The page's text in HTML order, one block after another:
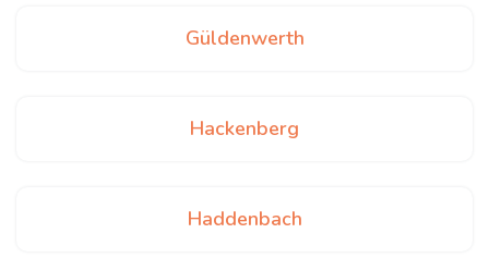
Güldenwerth
Hackenberg
Haddenbach